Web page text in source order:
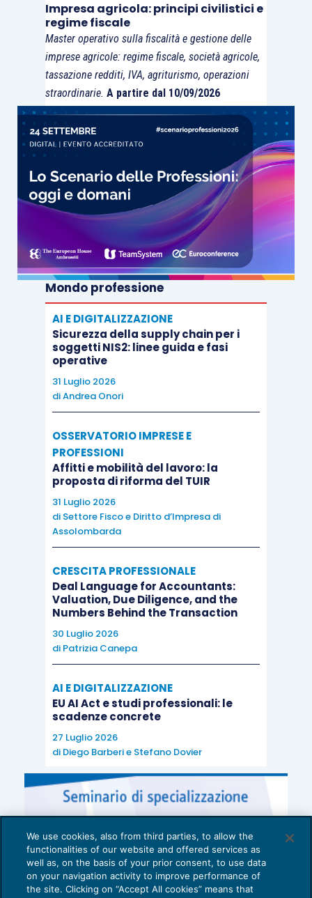
Impresa agricola: principi civilistici e
regime fiscale
Master operativo sulla fiscalità e gestione delle
imprese agricole: regime fiscale, società agricole,
tassazione redditi, IVA, agriturismo, operazioni
straordinarie. A partire dal 10/09/2026
Mondo professione
AI E DIGITALIZZAZIONE
Sicurezza della supply chain per i
soggetti NIS2: linee guida e fasi
operative
31 Luglio 2026
diAndrea Onori
OSSERVATORIO IMPRESE E
PROFESSIONI
Affitti e mobilità del lavoro: la
proposta di riforma del TUIR
31 Luglio 2026
di Settore Fisco e Diritto d’Impresa di
Assolombarda
CRESCITA PROFESSIONALE
Deal Language for Accountants:
Valuation, Due Diligence, and the
Numbers Behind the Transaction
30 Luglio 2026
di Patrizia Canepa
AI E DIGITALIZZAZIONE
EU AI Act e studi professionali: le
scadenze concrete
27 Luglio 2026
di Diego Barberie Stefano Dovier
We use cookies, also from third parties, to allow the
functionalities of our website and offered services as
well as, on the basis of your prior consent, to use data
on your navigation activity to improve performance of
the site. Clicking on “Accept All cookies” means that